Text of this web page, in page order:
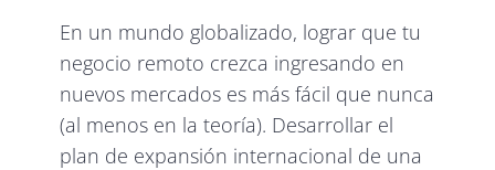
En un mundo globalizado, lograr que tu
negocio remoto crezca ingresando en
nuevos mercados es más fácil que nunca
(al menos en la teoría). Desarrollar el
plan de expansión internacional de una